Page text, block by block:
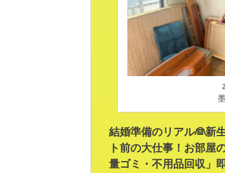
結婚準備のリアル👰新
ト前の大仕事！お部屋
量ゴミ・不用品回収」